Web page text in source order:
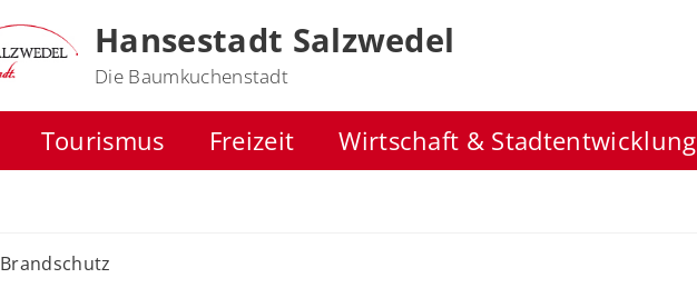
Hansestadt Salzwedel
Die Baumkuchenstadt
Tourismus Freizeit Wirtschaft & Stadtentwicklung
Brandschutz